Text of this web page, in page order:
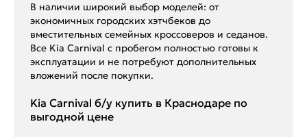
В наличии широкий выбор моделей: от
экономичных городских хэтчбеков до
вместительных семейных кроссоверов и седанов.
Все Kia Carnival с пробегом полностью готовы к
эксплуатации и не потребуют дополнительных
вложений после покупки.
Kia Carnival б/у купить в Краснодаре по
выгодной цене